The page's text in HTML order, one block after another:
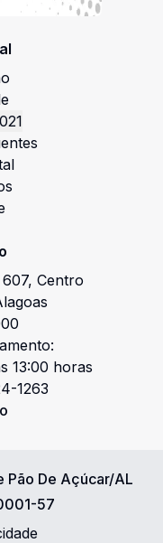
607, Centro
13:00 horas
1263
Pão De Açúcar/AL
57